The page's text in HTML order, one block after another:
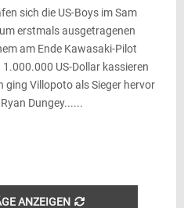
sich die US-Boys im Sam
erstmals ausgetragenen
am En­de Ka­wa­sa­ki-​Pi­lot
US-​Dol­lar kas­sie­ren
ging Villopoto als Sieger hervor
Dungey......
ANZEIGEN